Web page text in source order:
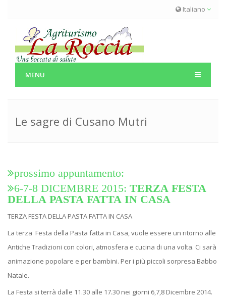
Italiano
MENU
Le sagre di Cusano Mutri
prossimo appuntamento:
6-7-8 DICEMBRE 2015: TERZA FESTA
DELLA PASTA FATTA IN CASA
TERZA FESTA DELLA PASTA FATTA IN CASA
La terza Festa della Pasta fatta in Casa, vuole essere un ritorno alle
Antiche Tradizioni con colori, atmosfera e cucina di una volta. Ci sarà
animazione popolare e per bambini. Per i più piccoli sorpresa Babbo
Natale.
La Festa si terrà dalle 11.30 alle 17.30 nei giorni 6,7,8 Dicembre 2014.